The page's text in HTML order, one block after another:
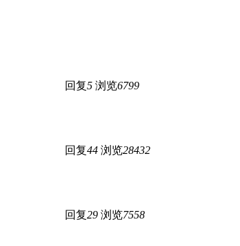
回复5 浏览6799
回复44 浏览28432
回复29 浏览7558